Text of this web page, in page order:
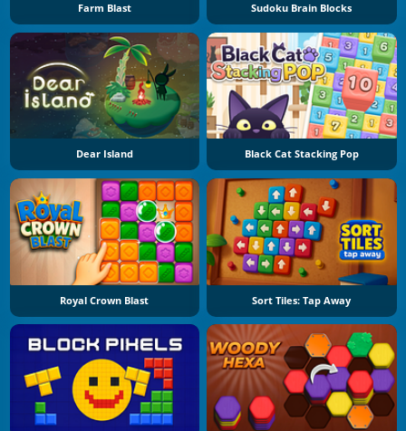
Farm Blast Sudoku Brain Blocks
Dear Island Black Cat Stacking Pop
Royal Crown Blast Sort Tiles: Tap Away